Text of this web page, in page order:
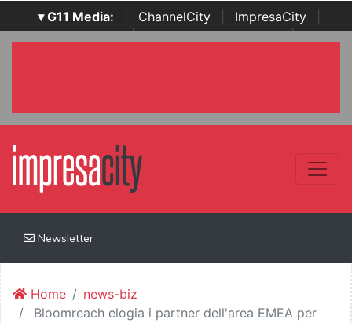
▾ G11 Media: ChannelCity ImpresaCity
SecurityOpenLab | Italian Channel Awards | Italian
Newsletter
Home
news-biz
Bloomreach elogia i partner dell'area EMEA per